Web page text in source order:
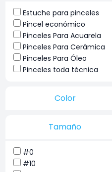
Estuche para pinceles
Pincel económico
Pinceles Para Acuarela
Pinceles Para Cerámica
Pinceles Para Óleo
Pinceles toda técnica
Color
Tamaño
#0
#10